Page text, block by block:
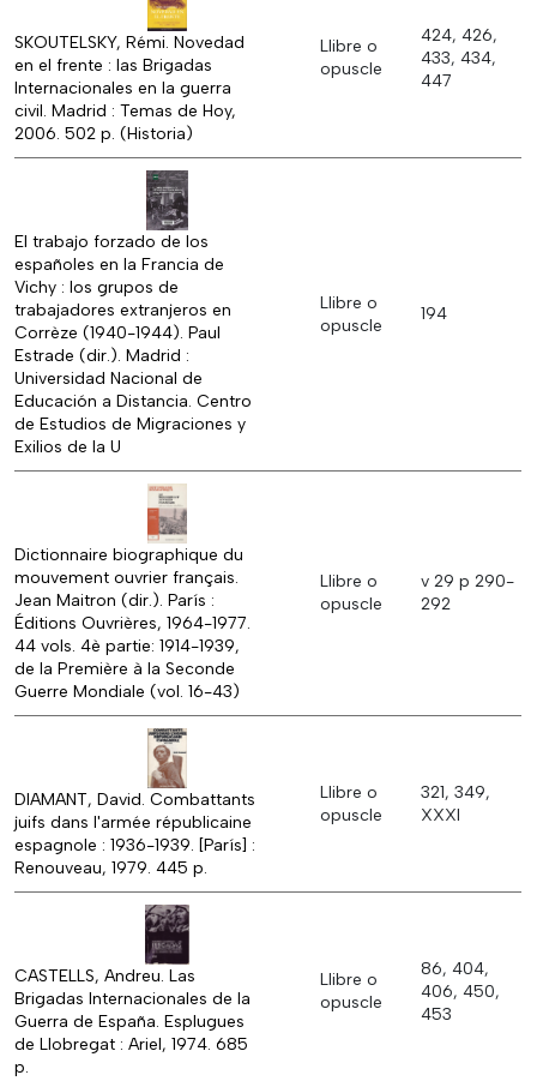
SKOUTELSKY, Rémi. Novedad
en el frente : las Brigadas
Internacionales en la guerra
civil. Madrid : Temas de Hoy,
2006. 502 p. (Historia)
Llibre o
opuscle
424, 426,
433, 434,
447
El trabajo forzado de los
españoles en la Francia de
Vichy : los grupos de
trabajadores extranjeros en
Corrèze (1940-1944). Paul
Estrade (dir.). Madrid :
Universidad Nacional de
Educación a Distancia. Centro
de Estudios de Migraciones y
Exilios de la U
Llibre o
opuscle
194
Dictionnaire biographique du
mouvement ouvrier français.
Jean Maitron (dir.). París :
Éditions Ouvrières, 1964-1977.
44 vols. 4è partie: 1914-1939,
de la Première à la Seconde
Guerre Mondiale (vol. 16-43)
Llibre o
opuscle
v 29 p 290-
292
DIAMANT, David. Combattants
juifs dans l'armée républicaine
espagnole : 1936-1939. [París] :
Renouveau, 1979. 445 p.
Llibre o
opuscle
321, 349,
XXXI
CASTELLS, Andreu. Las
Brigadas Internacionales de la
Guerra de España. Esplugues
de Llobregat : Ariel, 1974. 685
p.
Llibre o
opuscle
86, 404,
406, 450,
453